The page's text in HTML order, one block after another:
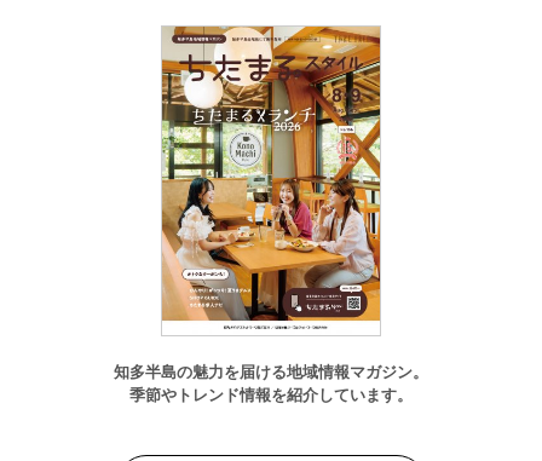
知多半島の魅力を届ける地域情報マガジン。
季節やトレンド情報を紹介しています。